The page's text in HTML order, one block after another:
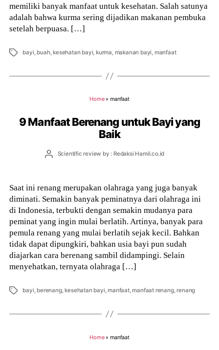
memiliki banyak manfaat untuk kesehatan. Salah satunya
adalah bahwa kurma sering dijadikan makanan pembuka
setelah berpuasa. […]
Tags bayi, buah,kesehatan bayi, kurma, makanan bayi, manfaat
Home» manfaat
9 Manfaat Berenang untuk Bayi yang
Baik
PostScientific review by : Redaksi Hamil.co.id
Saat ini renang merupakan olahraga yang juga banyak
diminati. Semakin banyak peminatnya dari olahraga ini
di Indonesia, terbukti dengan semakin mudanya para
peminat yang ingin mulai berlatih. Artinya, banyak para
pemula renang yang mulai berlatih sejak kecil. Bahkan
tidak dapat dipungkiri, bahkan usia bayi pun sudah
diajarkan cara berenang sambil didampingi. Selain
menyehatkan, ternyata olahraga […]
Tags bayi, berenang,kesehatan bayi,manfaat,manfaat renang,renang
Home» manfaat